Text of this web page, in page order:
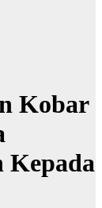
Kobar
Kepada